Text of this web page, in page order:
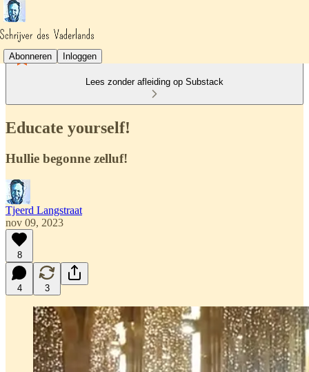
Abonneren Inloggen
Lees zonder afleiding op Substack
Educate yourself!
Hullie begonne zelluf!
Tjeerd Langstraat
nov 09, 2023
8
4 3